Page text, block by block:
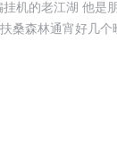
机的老江湖 他是
桑森林通宵好几个